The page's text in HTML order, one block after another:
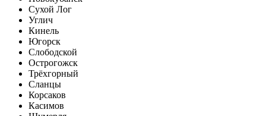
Сухой Лог
Углич
Кинель
Югорск
Слободской
Острогожск
Трёхгорный
Сланцы
Корсаков
Касимов